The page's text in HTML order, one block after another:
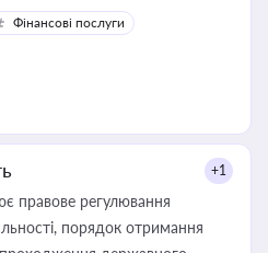
керівника, юриста або
приватизації, оренди
угод і перевірки
Фінансові послуги
+1
правове регулювання
порядок отримання